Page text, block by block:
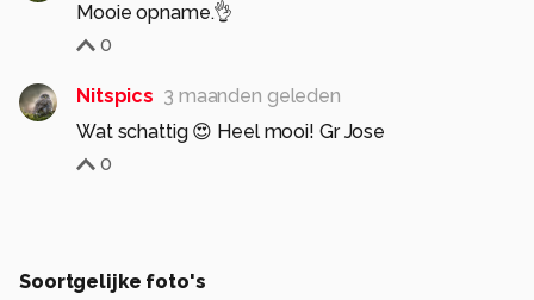
Mooie opname.👌
0
Nitspics 3 maanden geleden
Wat schattig 😍 Heel mooi! Gr Jose
0
Soortgelijke foto's